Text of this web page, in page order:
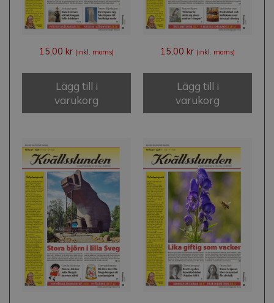
15,00 kr (inkl. moms)
Lägg till i
varukorg
15,00 kr (inkl. moms)
Lägg till i
varukorg